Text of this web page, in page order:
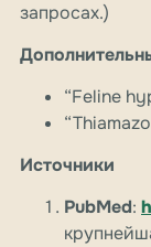
запросах.)
“Feline
Источники
PubMed: